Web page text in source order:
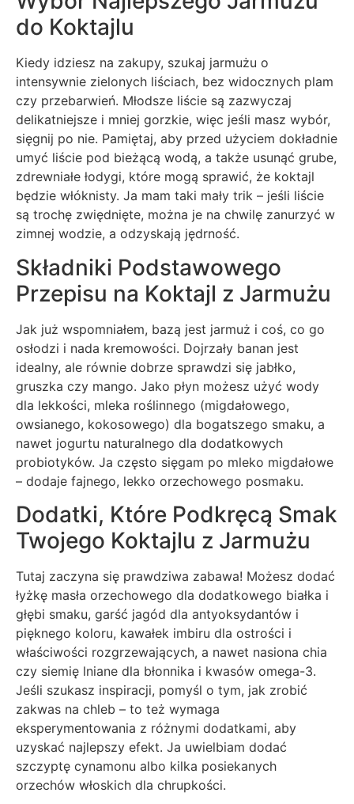
do Koktajlu
Kiedy idziesz na zakupy, szukaj jarmużu o
intensywnie zielonych liściach, bez widocznych plam
czy przebarwień. Młodsze liście są zazwyczaj
delikatniejsze i mniej gorzkie, więc jeśli masz wybór,
sięgnij po nie. Pamiętaj, aby przed użyciem dokładnie
umyć liście pod bieżącą wodą, a także usunąć grube,
zdrewniałe łodygi, które mogą sprawić, że koktajl
będzie włóknisty. Ja mam taki mały trik – jeśli liście
są trochę zwiędnięte, można je na chwilę zanurzyć w
zimnej wodzie, a odzyskają jędrność.
Składniki Podstawowego
Przepisu na Koktajl z Jarmużu
Jak już wspomniałem, bazą jest jarmuż i coś, co go
osłodzi i nada kremowości. Dojrzały banan jest
idealny, ale równie dobrze sprawdzi się jabłko,
gruszka czy mango. Jako płyn możesz użyć wody
dla lekkości, mleka roślinnego (migdałowego,
owsianego, kokosowego) dla bogatszego smaku, a
nawet jogurtu naturalnego dla dodatkowych
probiotyków. Ja często sięgam po mleko migdałowe
– dodaje fajnego, lekko orzechowego posmaku.
Dodatki, Które Podkręcą Smak
Twojego Koktajlu z Jarmużu
Tutaj zaczyna się prawdziwa zabawa! Możesz dodać
łyżkę masła orzechowego dla dodatkowego białka i
głębi smaku, garść jagód dla antyoksydantów i
pięknego koloru, kawałek imbiru dla ostrości i
właściwości rozgrzewających, a nawet nasiona chia
czy siemię lniane dla błonnika i kwasów omega-3.
Jeśli szukasz inspiracji, pomyśl o tym, jak zrobić
zakwas na chleb – to też wymaga
eksperymentowania z różnymi dodatkami, aby
uzyskać najlepszy efekt. Ja uwielbiam dodać
szczyptę cynamonu albo kilka posiekanych
orzechów włoskich dla chrupkości.